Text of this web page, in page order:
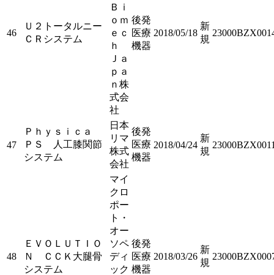
46
Ｕ２トータルニー
ＣＲシステム
Ｂｉ
ｏｍ
ｅｃ
ｈ
Ｊａ
ｐａ
ｎ株
式会
社
後発
医療
機器
2018/05/18
新
規
47
Ｐｈｙｓｉｃａ
ＰＳ 人工膝関節
システム
日本
リマ
株式
会社
後発
医療
機器
2018/04/24
新
規
48
ＥＶＯＬＵＴＩＯ
Ｎ ＣＣＫ大腿骨
システム
マイ
クロ
ポー
ト・
オー
ソペ
ディ
ック
後発
医療
機器
2018/03/26
新
規